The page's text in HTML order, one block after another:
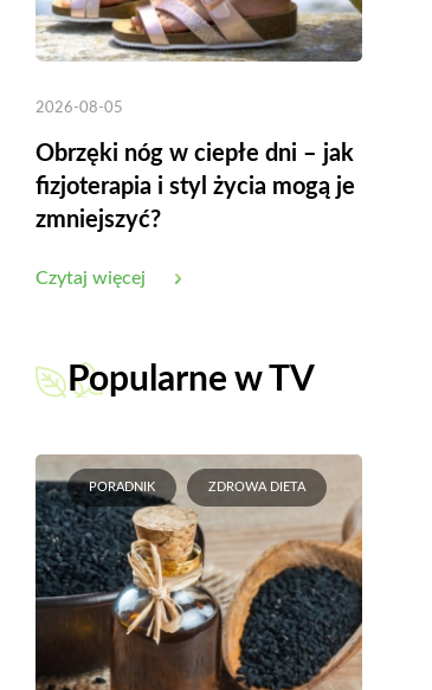
2026-08-05
Obrzęki nóg w ciepłe dni – jak
fizjoterapia i styl życia mogą je
zmniejszyć?
Czytaj więcej
Popularne w TV
PORADNIK ZDROWA DIETA